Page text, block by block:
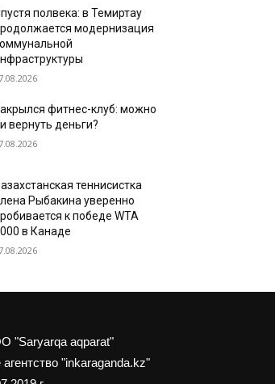
полвека: в Темиртау
модернизация
фитнес-клуб: можно
вернуть деньги?
теннисистка
Рыбакина уверенно
к победе WTA
в Канаде
"Saryarqa aqparat"
"inkaraganda.kz"